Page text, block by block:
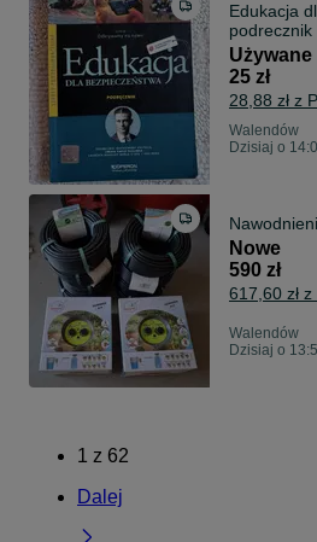
Edukacja
podrecznik
Używane
25 zł
28,88 zł z
Walendów
Dzisiaj o
Nowe
590 zł
617,60 zł
Walendów
Dzisiaj o
1 z 62
Dalej